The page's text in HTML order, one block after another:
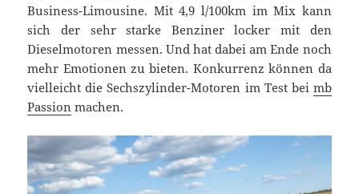
Business-Limousine. Mit 4,9 l/100km im Mix kann
sich der sehr starke Benziner locker mit den
Dieselmotoren messen. Und hat dabei am Ende noch
mehr Emotionen zu bieten. Konkurrenz können da
vielleicht die Sechszylinder-Motoren im Test bei mb
Passion machen.